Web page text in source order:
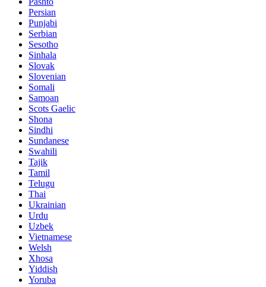
Persian
Punjabi
Serbian
Sesotho
Sinhala
Slovak
Slovenian
Somali
Samoan
Scots Gaelic
Shona
Sindhi
Sundanese
Swahili
Tajik
Tamil
Telugu
Thai
Ukrainian
Urdu
Uzbek
Vietnamese
Welsh
Xhosa
Yiddish
Yoruba